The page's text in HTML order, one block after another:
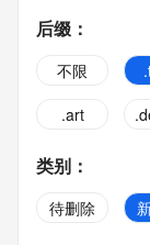
后缀 ：
不限
.art
类别 ：
待删除